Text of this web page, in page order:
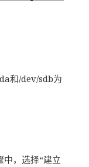
和/dev/sdb为
中，选择“建立